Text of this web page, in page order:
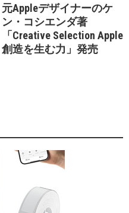
元Appleデザイナーのケ
ン・コシエンダ著
「Creative Selection Apple
創造を生む力」発売